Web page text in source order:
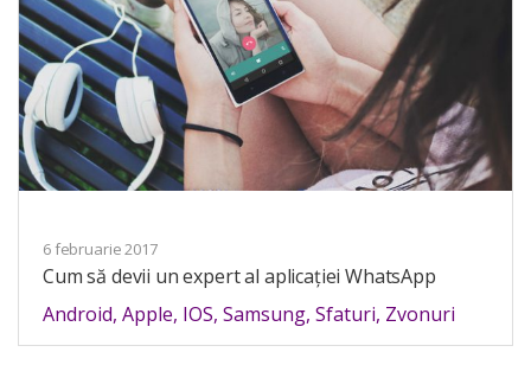
6 februarie 2017
Cum să devii un expert al aplicației WhatsApp
Android, Apple, IOS, Samsung, Sfaturi, Zvonuri